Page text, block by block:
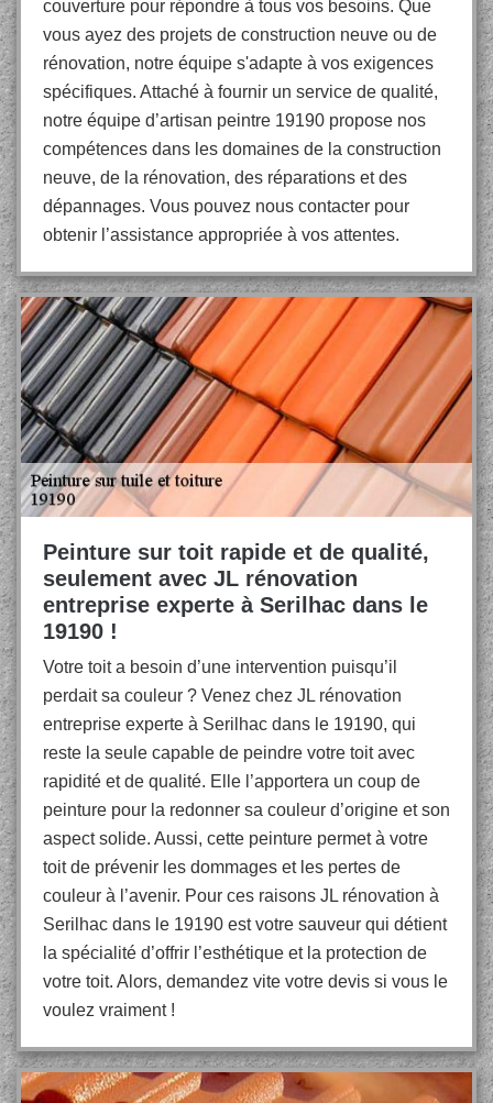
couverture pour répondre à tous vos besoins. Que
vous ayez des projets de construction neuve ou de
rénovation, notre équipe s'adapte à vos exigences
spécifiques. Attaché à fournir un service de qualité,
notre équipe d’artisan peintre 19190 propose nos
compétences dans les domaines de la construction
neuve, de la rénovation, des réparations et des
dépannages. Vous pouvez nous contacter pour
obtenir l’assistance appropriée à vos attentes.
Peinture sur toit rapide et de qualité,
seulement avec JL rénovation
entreprise experte à Serilhac dans le
19190 !
Votre toit a besoin d’une intervention puisqu’il
perdait sa couleur ? Venez chez JL rénovation
entreprise experte à Serilhac dans le 19190, qui
reste la seule capable de peindre votre toit avec
rapidité et de qualité. Elle l’apportera un coup de
peinture pour la redonner sa couleur d’origine et son
aspect solide. Aussi, cette peinture permet à votre
toit de prévenir les dommages et les pertes de
couleur à l’avenir. Pour ces raisons JL rénovation à
Serilhac dans le 19190 est votre sauveur qui détient
la spécialité d’offrir l’esthétique et la protection de
votre toit. Alors, demandez vite votre devis si vous le
voulez vraiment !